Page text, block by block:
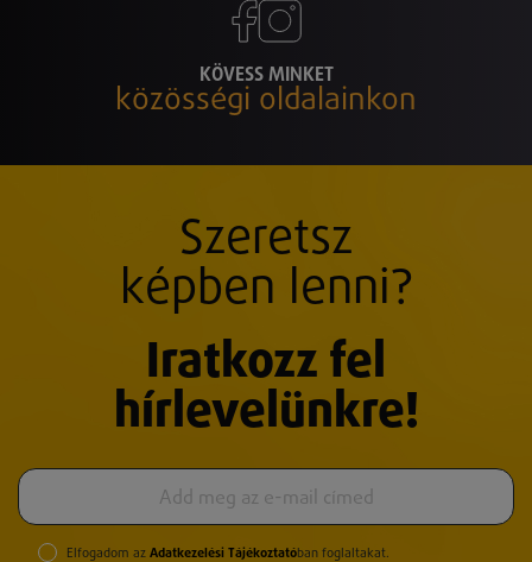
KÖVESS MINKET
közösségi oldalainkon
Szeretsz
képben lenni?
Iratkozz fel
hírlevelünkre!
Elfogadom az Adatkezelési Tájékoztatóban foglaltakat.